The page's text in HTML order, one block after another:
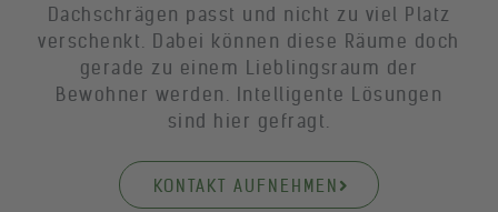
Dachschrägen passt und nicht zu viel Platz
verschenkt. Dabei können diese Räume doch
gerade zu einem Lieblingsraum der
Bewohner werden. Intelligente Lösungen
sind hier gefragt.
KONTAKT AUFNEHMEN